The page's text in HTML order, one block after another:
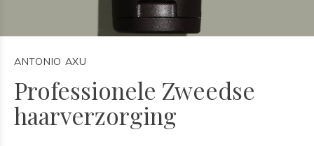
ANTONIO AXU
Professionele Zweedse
haarverzorging